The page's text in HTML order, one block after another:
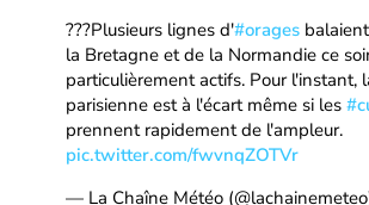
???Plusieurs lignes d'#orages
la Bretagne et de la Normandie ce
particulièrement actifs. Pour l'instant,
parisienne est à l'écart même si les
prennent rapidement de l'ampleur.
pic.twitter.com/fwvnqZOTVr
— La Chaîne Météo